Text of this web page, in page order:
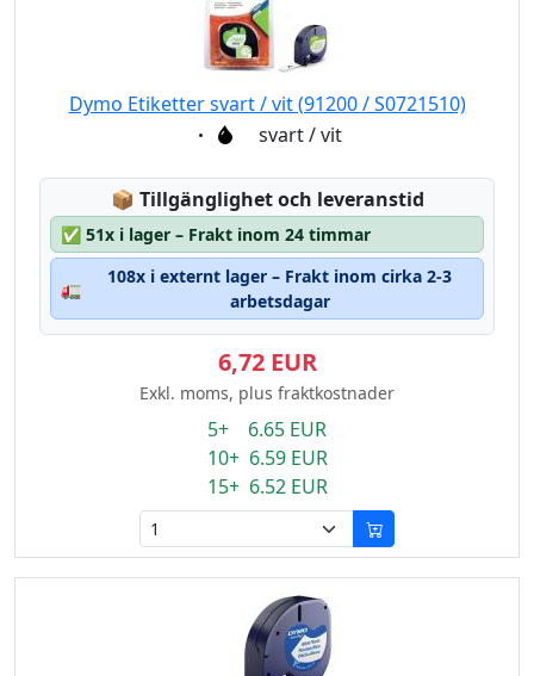
Dymo Etiketter svart / vit (91200 / S0721510)
Eigenschaft:svart / vit
📦 Lagerstatus:
Tillgänglighet och leveranstid
✅ 51x i lager – Frakt inom 24 timmar
🚛
108x i externt lager – Frakt inom cirka 2-3
arbetsdagar
6,72 EUR
Exkl. moms, plus fraktkostnader
5+ 6.65 EUR
10+ 6.59 EUR
15+ 6.52 EUR